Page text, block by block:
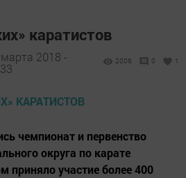
каратистов
2018 -
2006 0 1
чемпионат и первенство
округа по карате
приняло участие более 400